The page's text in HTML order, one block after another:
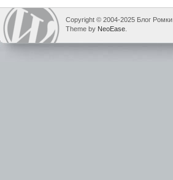
Copyright © 2004-2025 Блог Ромки
Theme by NeoEase